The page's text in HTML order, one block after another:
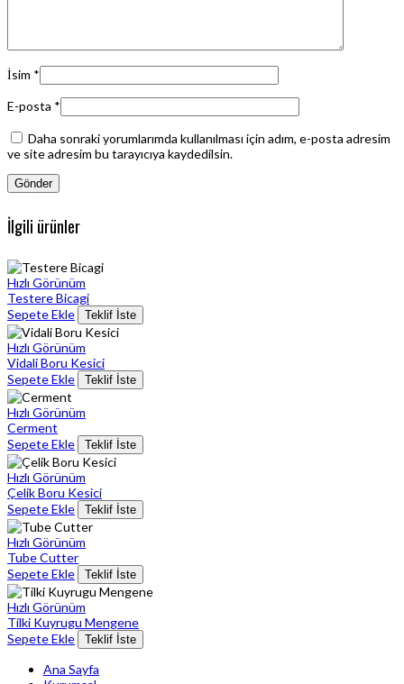
İsim *
E-posta *
Daha sonraki yorumlarımda kullanılması için adım, e-posta adresim
ve site adresim bu tarayıcıya kaydedilsin.
İlgili ürünler
Hızlı Görünüm
Testere Bicagi
Sepete Ekle
Teklif İste
Hızlı Görünüm
Vidali Boru Kesici
Sepete Ekle
Teklif İste
Hızlı Görünüm
Cerment
Sepete Ekle
Teklif İste
Hızlı Görünüm
Çelik Boru Kesici
Sepete Ekle
Teklif İste
Hızlı Görünüm
Tube Cutter
Sepete Ekle
Teklif İste
Hızlı Görünüm
Tilki Kuyrugu Mengene
Sepete Ekle
Teklif İste
Ana Sayfa